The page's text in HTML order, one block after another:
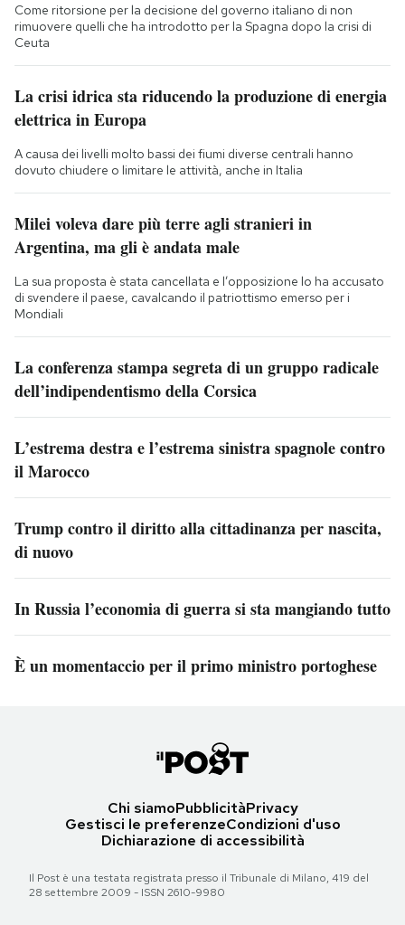
Come ritorsione per la decisione del governo italiano di non
rimuovere quelli che ha introdotto per la Spagna dopo la crisi di
Ceuta
La crisi idrica sta riducendo la produzione di energia
elettrica in Europa
A causa dei livelli molto bassi dei fiumi diverse centrali hanno
dovuto chiudere o limitare le attività, anche in Italia
Milei voleva dare più terre agli stranieri in
Argentina, ma gli è andata male
La sua proposta è stata cancellata e l’opposizione lo ha accusato
di svendere il paese, cavalcando il patriottismo emerso per i
Mondiali
La conferenza stampa segreta di un gruppo radicale
dell’indipendentismo della Corsica
L’estrema destra e l’estrema sinistra spagnole contro
il Marocco
Trump contro il diritto alla cittadinanza per nascita,
di nuovo
In Russia l’economia di guerra si sta mangiando tutto
È un momentaccio per il primo ministro portoghese
Chi siamoPubblicitàPrivacy
Gestisci le preferenzeCondizioni d'uso
Dichiarazione di accessibilità
Il Post è una testata registrata presso il Tribunale di Milano, 419 del
28 settembre 2009 - ISSN 2610-9980